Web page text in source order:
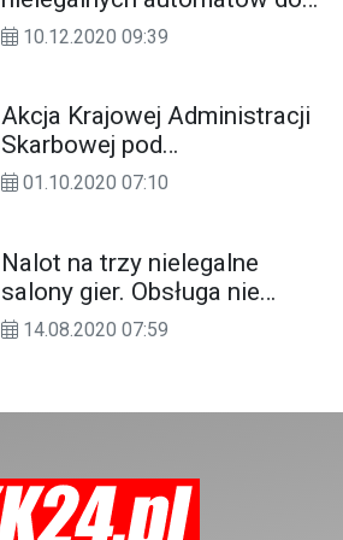
gier wpadł w powiecie
10.12.2020 09:39
Akcja Krajowej Administracji
Skarbowej pod
Kędzierzynem-Koźlem.
01.10.2020 07:10
Nalot na trzy nielegalne
salony gier. Obsługa nie
chciała wpuścić
14.08.2020 07:59